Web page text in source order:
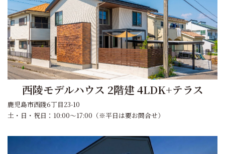
西陵モデルハウス 2階建 4LDK+テラス
鹿児島市西陵6丁目23-10
土・日・祝日：10:00～17:00（※平日は要お問合せ）